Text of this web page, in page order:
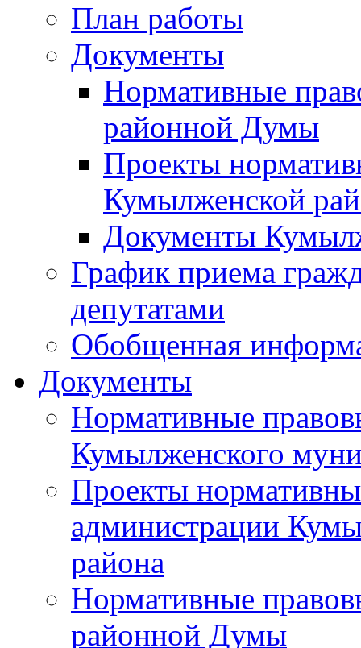
План работы
Документы
Нормативные
районной Думы
Проекты
Кумылженской
Документы
График приема
депутатами
Обобщенная
Документы
Нормативные
Кумылженского
Проекты
администрации
района
Нормативные
районной Думы